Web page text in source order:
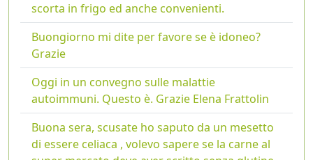
scorta in frigo ed anche convenienti.
Buongiorno mi dite per favore se è idoneo?
Grazie
Oggi in un convegno sulle malattie
autoimmuni. Questo è. Grazie Elena Frattolin
Buona sera, scusate ho saputo da un mesetto
di essere celiaca , volevo sapere se la carne al